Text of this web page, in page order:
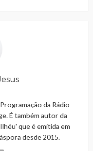
da Rádio
É também autor da
que é emitida em
desde 2015.